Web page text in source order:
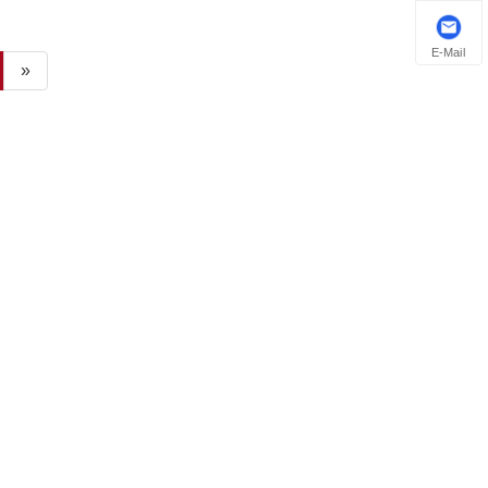
cho các mẫu
Nichiyu,
»
E-Mail